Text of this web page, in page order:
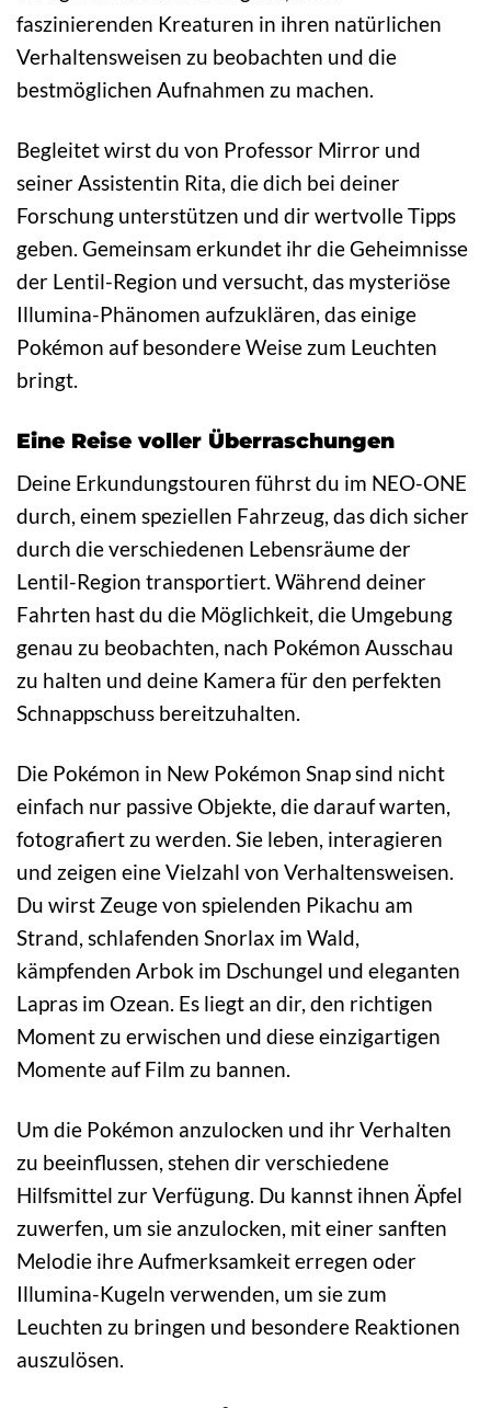
faszinierenden Kreaturen in ihren natürlichen
Verhaltensweisen zu beobachten und die
bestmöglichen Aufnahmen zu machen.
Begleitet wirst du von Professor Mirror und
seiner Assistentin Rita, die dich bei deiner
Forschung unterstützen und dir wertvolle Tipps
geben. Gemeinsam erkundet ihr die Geheimnisse
der Lentil-Region und versucht, das mysteriöse
Illumina-Phänomen aufzuklären, das einige
Pokémon auf besondere Weise zum Leuchten
bringt.
Eine Reise voller Überraschungen
Deine Erkundungstouren führst du im NEO-ONE
durch, einem speziellen Fahrzeug, das dich sicher
durch die verschiedenen Lebensräume der
Lentil-Region transportiert. Während deiner
Fahrten hast du die Möglichkeit, die Umgebung
genau zu beobachten, nach Pokémon Ausschau
zu halten und deine Kamera für den perfekten
Schnappschuss bereitzuhalten.
Die Pokémon in New Pokémon Snap sind nicht
einfach nur passive Objekte, die darauf warten,
fotografiert zu werden. Sie leben, interagieren
und zeigen eine Vielzahl von Verhaltensweisen.
Du wirst Zeuge von spielenden Pikachu am
Strand, schlafenden Snorlax im Wald,
kämpfenden Arbok im Dschungel und eleganten
Lapras im Ozean. Es liegt an dir, den richtigen
Moment zu erwischen und diese einzigartigen
Momente auf Film zu bannen.
Um die Pokémon anzulocken und ihr Verhalten
zu beeinflussen, stehen dir verschiedene
Hilfsmittel zur Verfügung. Du kannst ihnen Äpfel
zuwerfen, um sie anzulocken, mit einer sanften
Melodie ihre Aufmerksamkeit erregen oder
Illumina-Kugeln verwenden, um sie zum
Leuchten zu bringen und besondere Reaktionen
auszulösen.